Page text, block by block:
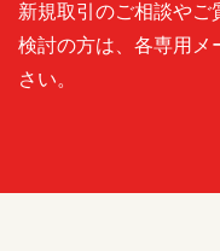
新規取引のご相談や
検討の方は、各専用メ
さい。